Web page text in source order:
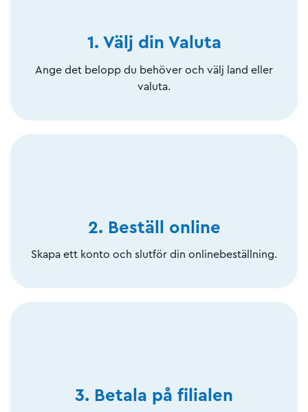
1. Välj din Valuta
Ange det belopp du behöver och välj land eller
valuta.
2. Beställ online
Skapa ett konto och slutför din onlinebeställning.
3. Betala på filialen